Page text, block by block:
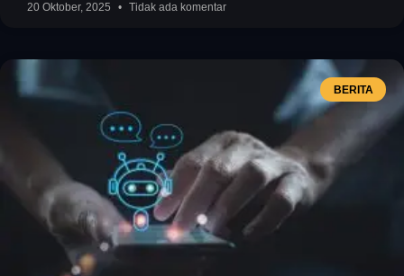
20 Oktober, 2025 Tidak ada komentar
BERITA